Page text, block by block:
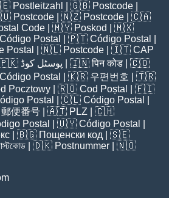
Postleitzahl | 🇬🇧 Postcode
Postcode | 🇳🇿 Postcode | 🇨🇦
Code | 🇲🇾 Poskod
| 🇲🇽
Código Postal | 🇵🇹 Código Postal
Postal | 🇳🇱 Postcode | 🇮🇹 CAP
🇵🇰 پوسٹل کوڈ | 🇮🇳पिन कोड | 🇨🇴
Código Postal | 🇰🇷 우편번호
| 🇹🇷
Pocztowy | 🇷🇴 Cod Poștal
| 🇫🇮
Postal | 🇨🇱 Código Postal
郵便番号 | 🇦🇹 PLZ | 🇨🇭
Postal | 🇺🇾 Código Postal
| 🇧🇬 Пощенски код | 🇸🇪
| 🇩🇰 Postnummer | 🇳🇴